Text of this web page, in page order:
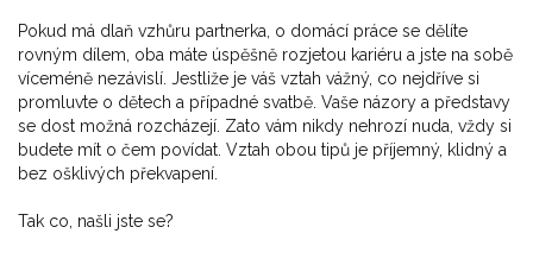
Pokud má dlaň vzhůru partnerka, o domácí práce se dělíte
rovným dílem, oba máte úspěšně rozjetou kariéru a jste na sobě
víceméně nezávislí. Jestliže je váš vztah vážný, co nejdříve si
promluvte o dětech a případné svatbě. Vaše názory a představy
se dost možná rozcházejí. Zato vám nikdy nehrozí nuda, vždy si
budete mít o čem povídat. Vztah obou tipů je příjemný, klidný a
bez ošklivých překvapení.
Tak co, našli jste se?